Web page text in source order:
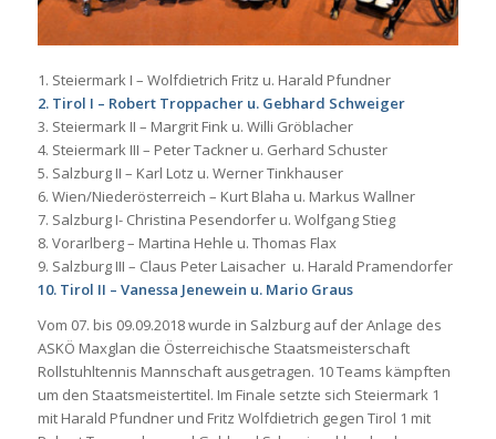
1. Steiermark I – Wolfdietrich Fritz u. Harald Pfundner
2. Tirol I – Robert Troppacher u. Gebhard Schweiger
3. Steiermark II – Margrit Fink u. Willi Gröblacher
4. Steiermark III – Peter Tackner u. Gerhard Schuster
5. Salzburg II – Karl Lotz u. Werner Tinkhauser
6. Wien/Niederösterreich – Kurt Blaha u. Markus Wallner
7. Salzburg I- Christina Pesendorfer u. Wolfgang Stieg
8. Vorarlberg – Martina Hehle u. Thomas Flax
9. Salzburg III – Claus Peter Laisacher u. Harald Pramendorfer
10. Tirol II – Vanessa Jenewein u. Mario Graus
Vom 07. bis 09.09.2018 wurde in Salzburg auf der Anlage des
ASKÖ Maxglan die Österreichische Staatsmeisterschaft
Rollstuhltennis Mannschaft ausgetragen. 10 Teams kämpften
um den Staatsmeistertitel. Im Finale setzte sich Steiermark 1
mit Harald Pfundner und Fritz Wolfdietrich gegen Tirol 1 mit